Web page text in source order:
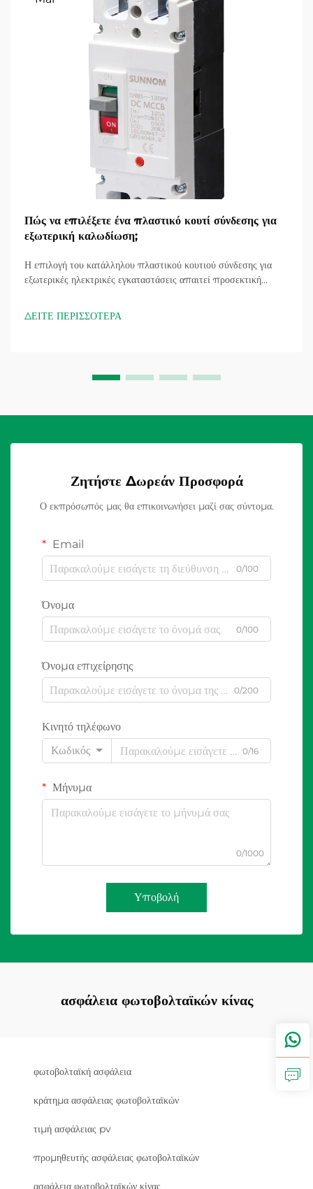
Πώς να επιλέξετε ένα πλαστικό κουτί σύνδεσης για
εξωτερική καλωδίωση;
Η επιλογή του κατάλληλου πλαστικού κουτιού σύνδεσης για
εξωτερικές ηλεκτρικές εγκαταστάσεις απαιτεί προσεκτική
ηλεκτρικούς κανονισμούς. Οι εξωτερικές εγκαταστάσεις
ΔΕΙΤΕ ΠΕΡΙΣΣΟΤΕΡΑ
Ζητήστε Δωρεάν Προσφορά
Ο εκπρόσωπός μας θα επικοινωνήσει μαζί σας σύντομα.
Email
0/100
Όνομα
0/100
Όνομα επιχείρησης
0/200
Κινητό τηλέφωνο
Κωδικός
0/16
Μήνυμα
0/1000
Υποβολή
ασφάλεια φωτοβολταϊκών κίνας
φωτοβολταϊκή ασφάλεια
κράτημα ασφάλειας φωτοβολταϊκών
τιμή ασφάλειας pv
προμηθευτής ασφάλειας φωτοβολταϊκών
ασφάλεια φωτοβολταϊκών κίνας